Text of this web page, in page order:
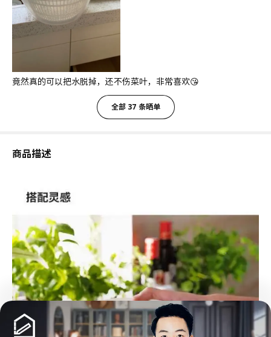
竟然真的可以把水脱掉，还不伤菜叶，非常喜欢😘
全部 37 条晒单
商品描述